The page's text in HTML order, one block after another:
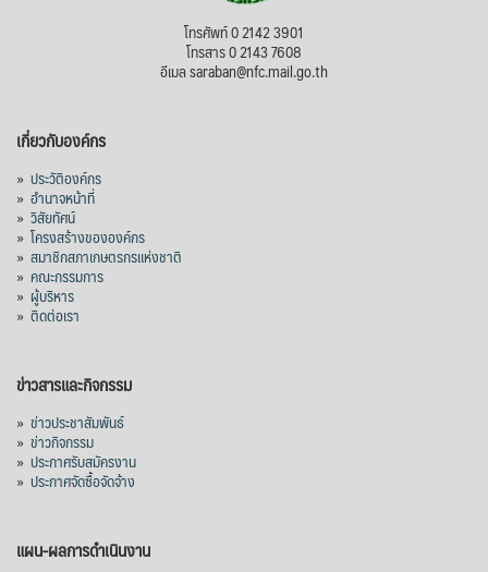
โทรศัพท์ 0 2142 3901
โทรสาร 0 2143 7608
อีเมล saraban@nfc.mail.go.th
เกี่ยวกับองค์กร
» ประวัติองค์กร
» อำนาจหน้าที่
» วิสัยทัศน์
» โครงสร้างขององค์กร
» สมาชิกสภาเกษตรกรแห่งชาติ
» คณะกรรมการ
» ผู้บริหาร
» ติดต่อเรา
ข่าวสารและกิจกรรม
» ข่าวประชาสัมพันธ์
» ข่าวกิจกรรม
» ประกาศรับสมัครงาน
» ประกาศจัดซื้อจัดจ้าง
แผน-ผลการดำเนินงาน